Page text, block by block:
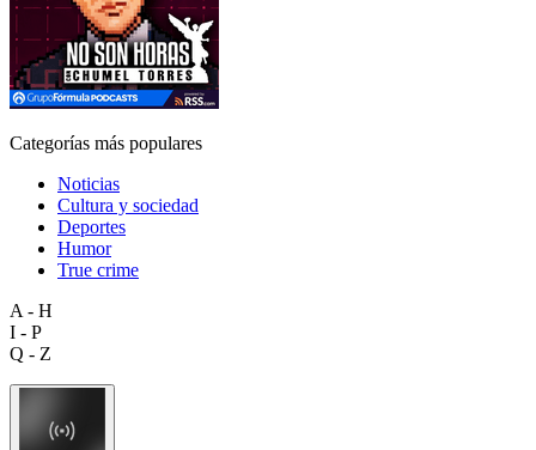
Categorías más populares
Noticias
Cultura y sociedad
Deportes
Humor
True crime
A - H
I - P
Q - Z